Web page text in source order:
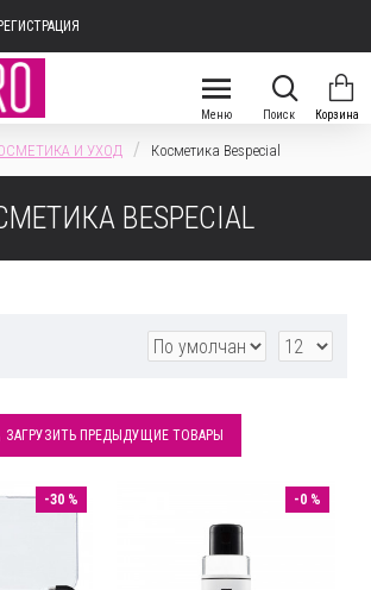
РЕГИСТРАЦИЯ
И УХОД Косметика Bespecial
BESPECIAL
ЗАГРУЗИТЬ ПРЕДЫДУЩИЕ ТОВАРЫ
-30 % -0 %